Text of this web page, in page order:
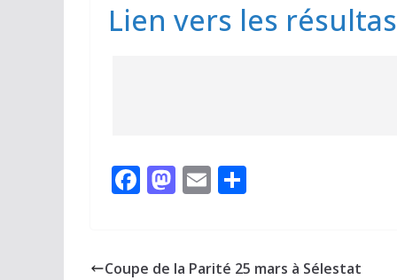
Lien vers les résultas
F
b
M
d
E
l g
Coupe de la Parité 25 mars à Sélestat